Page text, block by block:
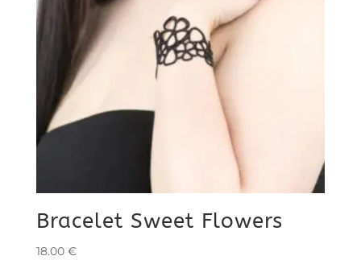
Bracelet Sweet Flowers
18.00 €